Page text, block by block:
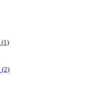
(1)
(2)